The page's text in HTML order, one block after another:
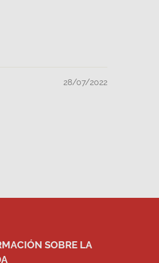
28/07/2022
SOBRE LA